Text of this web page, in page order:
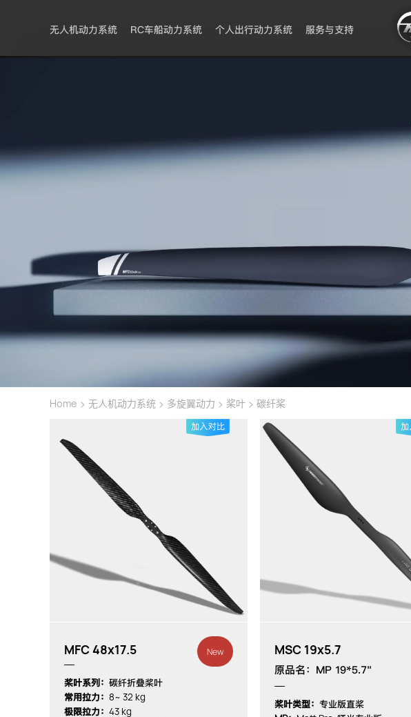
无人机动力系统 RC车船动力系统 个人出行动力系统 服务与支持
Home > 无人机动力系统 > 多旋翼动力 > 桨叶 > 碳纤桨
MFC 48x17.5 New
桨叶系列： 碳纤折叠桨叶
常用拉力： 8~ 32 kg
极限拉力： 43 kg
MSC 19x5.7
原品名：MP 19*5.7"
桨叶类型： 专业版直桨